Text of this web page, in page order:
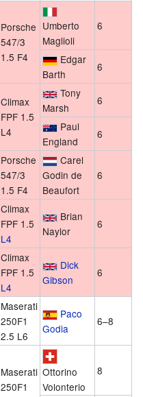
Porsche
547/3
1.5 F4
Umberto
Maglioli
6
Edgar
Barth
6
Climax
FPF 1.5
L4
Tony
Marsh
6
Paul
England
6
Porsche
547/3
1.5 F4
Carel
Godin de
Beaufort
6
Climax
FPF 1.5
L4
Brian
Naylor
6
Climax
FPF 1.5
L4
Dick
Gibson
6
Maserati
250F1
2.5 L6
Paco
Godia
6–8
Maserati
250F1
Ottorino
Volonterio
8